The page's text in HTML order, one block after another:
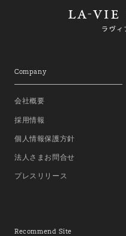
Company
会社概要
採用情報
個人情報保護方針
法人さまお問合せ
プレスリリース
Recommend Site